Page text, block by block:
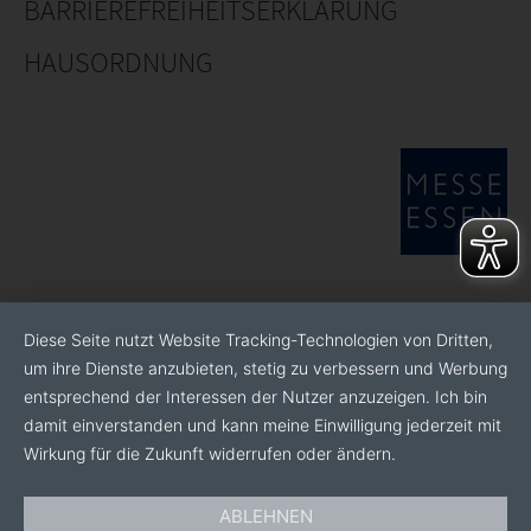
BARRIEREFREIHEITSERKLÄRUNG
HAUSORDNUNG
Diese Seite nutzt Website Tracking-Technologien von Dritten,
um ihre Dienste anzubieten, stetig zu verbessern und Werbung
entsprechend der Interessen der Nutzer anzuzeigen. Ich bin
damit einverstanden und kann meine Einwilligung jederzeit mit
Wirkung für die Zukunft widerrufen oder ändern.
ABLEHNEN